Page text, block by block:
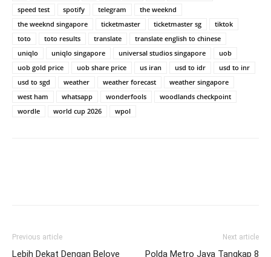
speed test
spotify telegram
the weeknd
the weeknd singapore
ticketmaster ticketmaster sg
tiktok
toto
toto results translate
translate english to chinese
uniqlo
uniqlo singapore universal studios singapore
uob
uob gold price
uob share price us iran usd to idr
usd to inr
usd to sgd
weather weather forecast
weather singapore
west ham
whatsapp wonderfools
woodlands checkpoint
wordle
world cup 2026 wpol
Previous article
Lebih Dekat Dengan Belove
Next article
Polda Metro Jaya Tangkap 8